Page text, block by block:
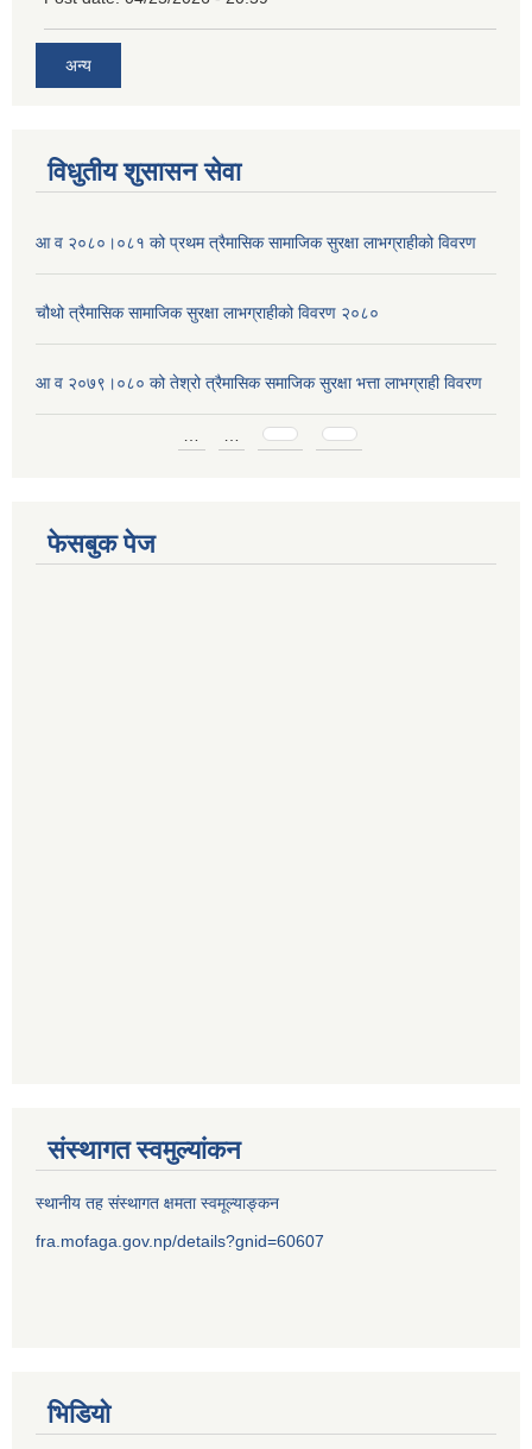
अन्य
विधुतीय शुसासन सेवा
आ व २०८०।०८१ को प्रथम त्रैमासिक सामाजिक सुरक्षा लाभग्राहीको विवरण
चौथो त्रैमासिक सामाजिक सुरक्षा लाभग्राहीको विवरण २०८०
आ व २०७९।०८० को तेश्रो त्रैमासिक समाजिक सुरक्षा भत्ता लाभग्राही विवरण
फेसबुक पेज
संस्थागत स्वमुल्यांकन
स्थानीय तह संस्थागत क्षमता स्वमूल्याङ्कन
fra.mofaga.gov.np/details?gnid=60607
भिडियो